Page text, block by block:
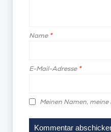
Name *
E-Mail-Adresse *
Meinen Namen,